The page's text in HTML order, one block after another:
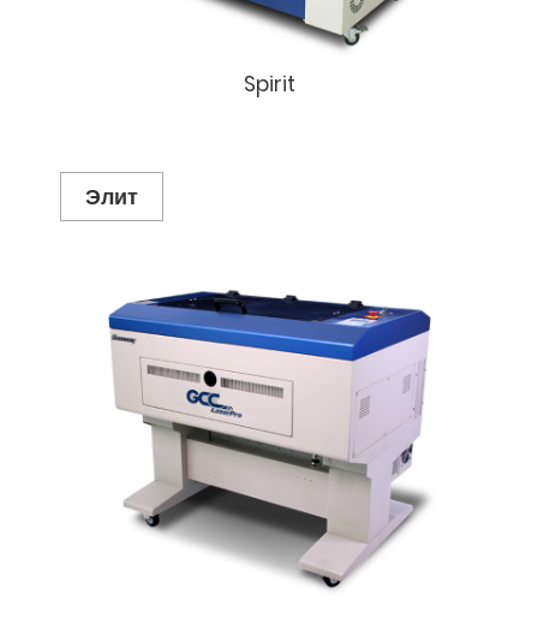
Spirit
Элит